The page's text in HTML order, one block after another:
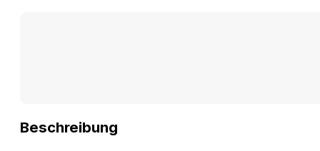
Beschreibung